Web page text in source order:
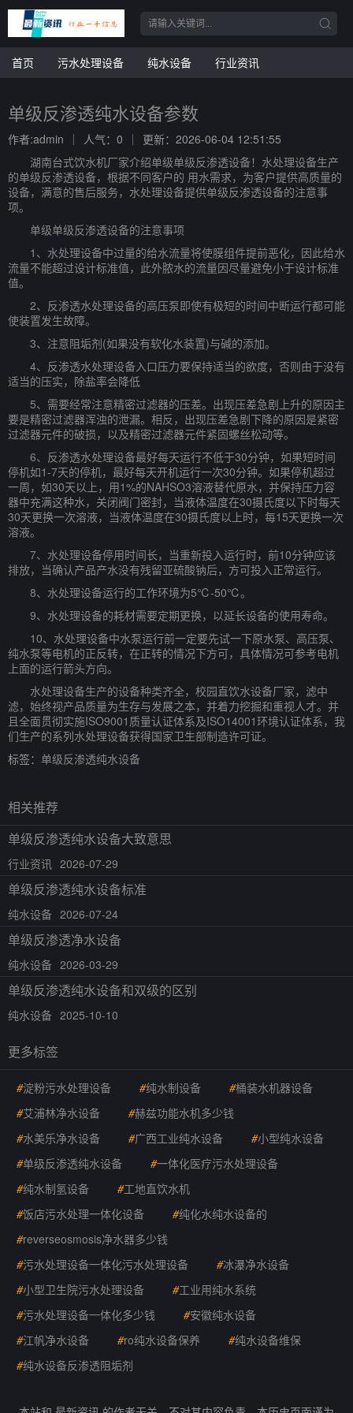
首页 污水处理设备 纯水设备 行业资讯
单级反渗透纯水设备参数
作者:admin 人气：0
更新：2026-06-04 12:51:55
湖南台式饮水机厂家介绍单级单级反渗透设备！水处理设备生产
的单级反渗透设备，根据不同客户的 用水需求，为客户提供高质量的
设备，满意的售后服务，水处理设备提供单级反渗透设备的注意事
项。
单级单级反渗透设备的注意事项
1、水处理设备中过量的给水流量将使膜组件提前恶化，因此给水
流量不能超过设计标准值，此外脓水的流量因尽量避免小于设计标准
值。
2、反渗透水处理设备的高压泵即使有极短的时间中断运行都可能
使装置发生故障。
3、注意阻垢剂(如果没有软化水装置)与碱的添加。
4、反渗透水处理设备入口压力要保持适当的欲度，否则由于没有
适当的压实，除盐率会降低
5、需要经常注意精密过滤器的压差。出现压差急剧上升的原因主
要是精密过滤器浑浊的泄漏。相反，出现压差急剧下降的原因是紧密
过滤器元件的破损，以及精密过滤器元件紧固螺丝松动等。
6、反渗透水处理设备最好每天运行不低于30分钟，如果短时间
停机如1-7天的停机，最好每天开机运行一次30分钟。如果停机超过
一周，如30天以上，用1%的NAHSO3溶液替代原水，并保持压力容
器中充满这种水，关闭阀门密封，当液体温度在30摄氏度以下时每天
30天更换一次溶液，当液体温度在30摄氏度以上时，每15天更换一次
溶液。
7、水处理设备停用时间长，当重新投入运行时，前10分钟应该
排放，当确认产品产水没有残留亚硫酸钠后，方可投入正常运行。
8、水处理设备运行的工作环境为5℃-50℃。
9、水处理设备的耗材需要定期更换，以延长设备的使用寿命。
10、水处理设备中水泵运行前一定要先试一下原水泵、高压泵、
纯水泵等电机的正反转，在正转的情况下方可，具体情况可参考电机
上面的运行箭头方向。
水处理设备生产的设备种类齐全，校园直饮水设备厂家，滤中
滤，始终视产品质量为生存与发展之本，并着力挖掘和重视人才。并
且全面贯彻实施ISO9001质量认证体系及ISO14001环境认证体系，我
们生产的系列水处理设备获得国家卫生部制造许可证。
标签： 单级反渗透纯水设备
相关推荐
单级反渗透纯水设备大致意思
行业资讯 2026-07-29
单级反渗透纯水设备标准
纯水设备 2026-07-24
单级反渗透净水设备
纯水设备 2026-03-29
单级反渗透纯水设备和双级的区别
纯水设备 2025-10-10
更多标签
#淀粉污水处理设备 #纯水制设备 #桶装水机器设备
#艾浦林净水设备 #赫兹功能水机多少钱
#水美乐净水设备 #广西工业纯水设备 #小型纯水设备
#单级反渗透纯水设备 #一体化医疗污水处理设备
#纯水制氢设备 #工地直饮水机
#饭店污水处理一体化设备 #纯化水纯水设备的
#reverseosmosis净水器多少钱
#污水处理设备一体化污水处理设备 #冰瀑净水设备
#小型卫生院污水处理设备 #工业用纯水系统
#污水处理设备一体化多少钱 #安徽纯水设备
#江帆净水设备 #ro纯水设备保养 #纯水设备维保
#纯水设备反渗透阻垢剂